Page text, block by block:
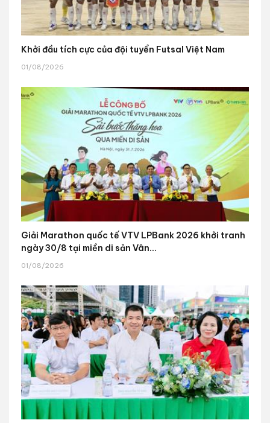
Khởi đầu tích cực của đội tuyển Futsal Việt Nam
01/08/2026
Giải Marathon quốc tế VTV LPBank 2026 khởi tranh
ngày 30/8 tại miền di sản Vân...
01/08/2026